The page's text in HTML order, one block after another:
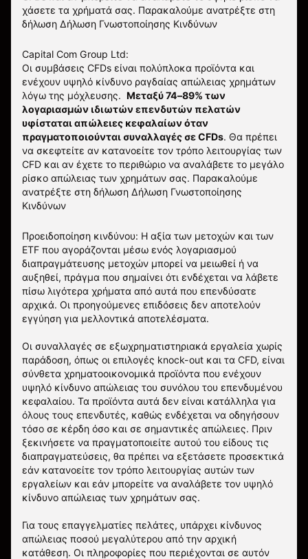
χάσετε τα χρήματά σας. Παρακαλούμε ανατρέξτε στη
δήλωση Δήλωση Γνωστοποίησης Κινδύνων
Capital Com Group Ltd:
Οι συμβάσεις CFDs είναι πολύπλοκα προϊόντα και
ενέχουν υψηλό κίνδυνο ραγδαίας απώλειας χρημάτων
λόγω της μόχλευσης. Μεταξύ 74–89% των
λογαριασμών ιδιωτών επενδυτών πελατών
υφίσταται απώλειες κεφαλαίων όταν
πραγματοποιούνται συναλλαγές σε CFDs. Θα πρέπει
να σκεφτείτε αν κατανοείτε τον τρόπο λειτουργίας των
CFD και αν έχετε το περιθώριο να αναλάβετε το μεγάλο
ρίσκο απώλειας των χρημάτων σας. Παρακαλούμε
ανατρέξτε στη δήλωση Δήλωση Γνωστοποίησης
Κινδύνων
Προειδοποίηση κινδύνου: Η αξία των μετοχών και των
ETF που αγοράζονται μέσω ενός λογαριασμού
διαπραγμάτευσης μετοχών μπορεί να μειωθεί ή να
αυξηθεί, πράγμα που σημαίνει ότι ενδέχεται να λάβετε
πίσω λιγότερα χρήματα από αυτά που επενδύσατε
αρχικά. Οι προηγούμενες επιδόσεις δεν αποτελούν
εγγύηση για μελλοντικά αποτελέσματα.
Οι συναλλαγές σε εξωχρηματιστηριακά εργαλεία χωρίς
παράδοση, όπως οι επιλογές knock-out και τα CFD, είναι
σύνθετα χρηματοοικονομικά προϊόντα που ενέχουν
υψηλό κίνδυνο απώλειας του συνόλου του επενδυμένου
κεφαλαίου. Τα προϊόντα αυτά δεν είναι κατάλληλα για
όλους τους επενδυτές, καθώς ενδέχεται να οδηγήσουν
τόσο σε κέρδη όσο και σε σημαντικές απώλειες. Πριν
ξεκινήσετε να πραγματοποιείτε αυτού του είδους τις
διαπραγματεύσεις, θα πρέπει να εξετάσετε προσεκτικά
εάν κατανοείτε τον τρόπο λειτουργίας αυτών των
εργαλείων και εάν μπορείτε να αναλάβετε τον υψηλό
κίνδυνο απώλειας των χρημάτων σας.
Για τους επαγγελματίες πελάτες, υπάρχει κίνδυνος
απώλειας ποσού μεγαλύτερου από την αρχική
κατάθεση. Οι πληροφορίες που περιέχονται σε αυτόν